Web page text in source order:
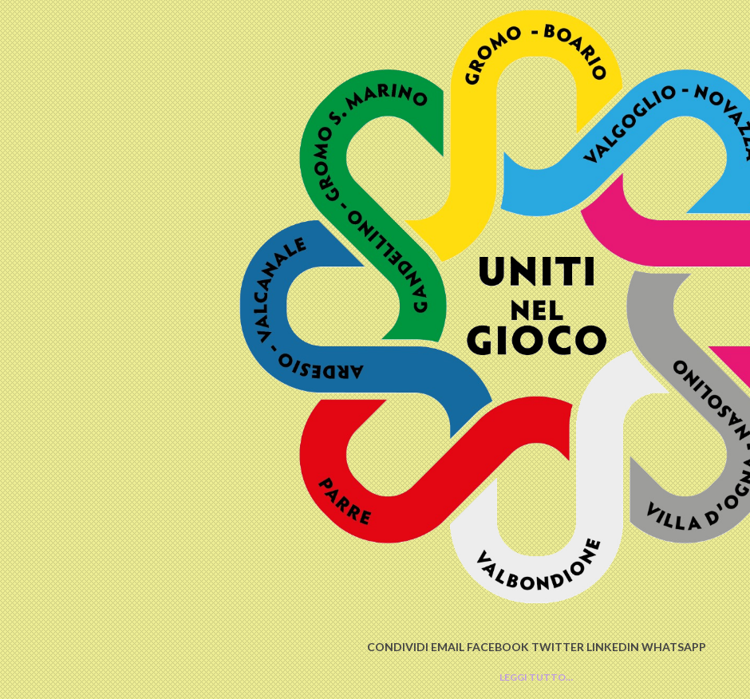
CONDIVIDI EMAIL FACEBOOK TWITTER LINKEDIN WHATSAPP
LEGGI TUTTO…